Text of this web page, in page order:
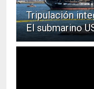
Tripulación
El submarino